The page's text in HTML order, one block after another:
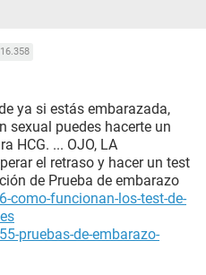
16.358
ya si estás embarazada,
sexual puedes hacerte un
HCG. ... OJO, LA
el retraso y hacer un test
de Prueba de embarazo
funcionan-los-test-de-
pruebas-de-embarazo-